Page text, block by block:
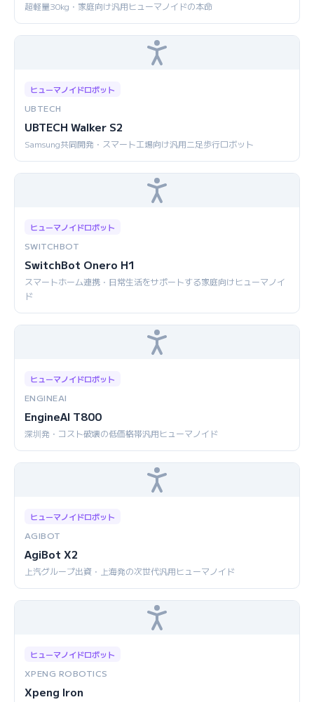
超軽量30kg・家庭向け汎用ヒューマノイドの本命
ヒューマノイドロボット
UBTECH
UBTECH Walker S2
Samsung共同開発・スマート工場向け汎用二足歩行ロボット
ヒューマノイドロボット
SWITCHBOT
SwitchBot Onero H1
スマートホーム連携・日常生活をサポートする家庭向けヒューマノイ
ド
ヒューマノイドロボット
ENGINEAI
EngineAI T800
深圳発・コスト破壊の低価格帯汎用ヒューマノイド
ヒューマノイドロボット
AGIBOT
AgiBot X2
上汽グループ出資・上海発の次世代汎用ヒューマノイド
ヒューマノイドロボット
XPENG ROBOTICS
Xpeng Iron